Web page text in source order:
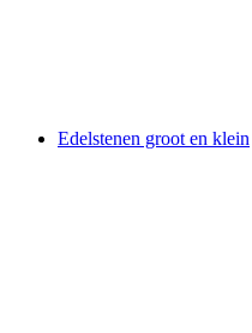
Edelstenen groot en klein